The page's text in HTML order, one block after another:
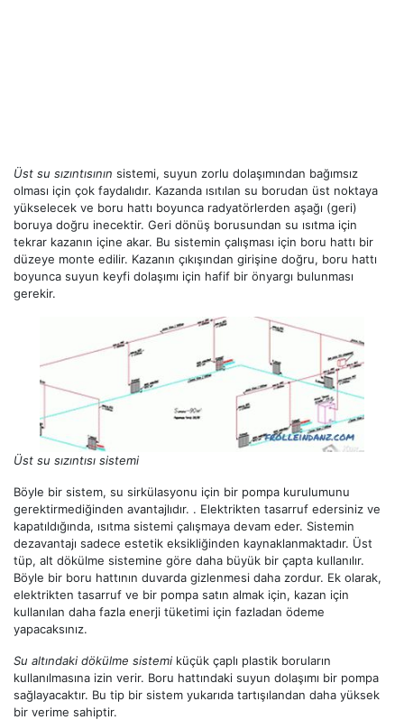
Üst su sızıntısının sistemi, suyun zorlu dolaşımından bağımsız
olması için çok faydalıdır. Kazanda ısıtılan su borudan üst noktaya
yükselecek ve boru hattı boyunca radyatörlerden aşağı (geri)
boruya doğru inecektir. Geri dönüş borusundan su ısıtma için
tekrar kazanın içine akar. Bu sistemin çalışması için boru hattı bir
düzeye monte edilir. Kazanın çıkışından girişine doğru, boru hattı
boyunca suyun keyfi dolaşımı için hafif bir önyargı bulunması
gerekir.
Üst su sızıntısı sistemi
Böyle bir sistem, su sirkülasyonu için bir pompa kurulumunu
gerektirmediğinden avantajlıdır. . Elektrikten tasarruf edersiniz ve
kapatıldığında, ısıtma sistemi çalışmaya devam eder. Sistemin
dezavantajı sadece estetik eksikliğinden kaynaklanmaktadır. Üst
tüp, alt dökülme sistemine göre daha büyük bir çapta kullanılır.
Böyle bir boru hattının duvarda gizlenmesi daha zordur. Ek olarak,
elektrikten tasarruf ve bir pompa satın almak için, kazan için
kullanılan daha fazla enerji tüketimi için fazladan ödeme
yapacaksınız.
Su altındaki dökülme sistemi küçük çaplı plastik boruların
kullanılmasına izin verir. Boru hattındaki suyun dolaşımı bir pompa
sağlayacaktır. Bu tip bir sistem yukarıda tartışılandan daha yüksek
bir verime sahiptir.